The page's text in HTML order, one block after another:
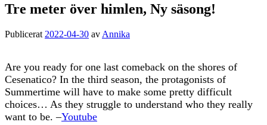
Tre meter över himlen, Ny säsong!
Publicerat 2022-04-30 av Annika
Are you ready for one last comeback on the shores of
Cesenatico? In the third season, the protagonists of
Summertime will have to make some pretty difficult
choices… As they struggle to understand who they really
want to be. –Youtube